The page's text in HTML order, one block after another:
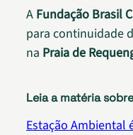
A Fundação Brasil
para continuidade
na Praia de
Leia a matéria
Estação Ambiental